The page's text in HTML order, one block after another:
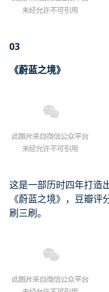
03
《蔚蓝之境》
这是一部历时四年打造
《蔚蓝之境》，豆瓣
刷三刷。